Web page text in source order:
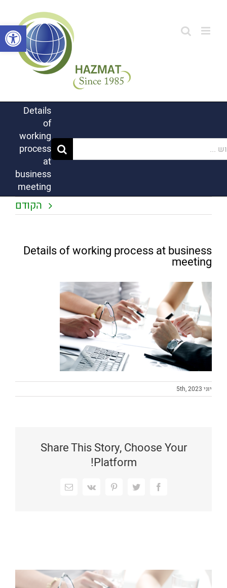
פתח
Details
of
working
process
at
business
meeting
הקודם
Details of working process at business
meeting
יוני 5th, 2023
Share This Story, Choose Your
Platform!
Facebook
Twitter
Pinterest
Vk
כתובת